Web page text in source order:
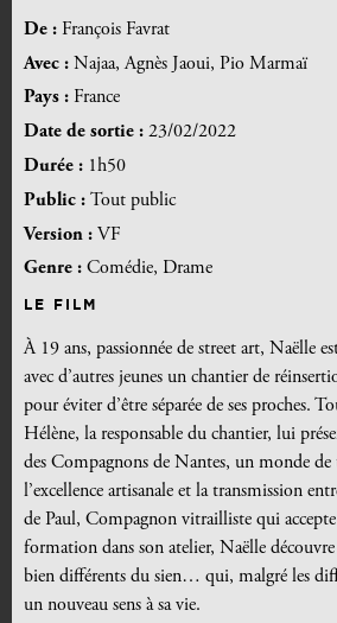
De : François Favrat
Avec : Najaa, Agnès Jaoui, Pio Marmaï
Pays : France
Date de sortie : 23/02/2022
Durée : 1h50
Public : Tout public
Version : VF
Genre : Comédie, Drame
LE FILM
À 19 ans, passionnée de street art, Naëlle
avec d’autres jeunes un chantier de
pour éviter d’être séparée de ses proches.
Hélène, la responsable du chantier, lui
des Compagnons de Nantes, un monde
l’excellence artisanale et la transmission
de Paul, Compagnon vitrailliste qui
formation dans son atelier, Naëlle
bien différents du sien… qui, malgré les
un nouveau sens à sa vie.